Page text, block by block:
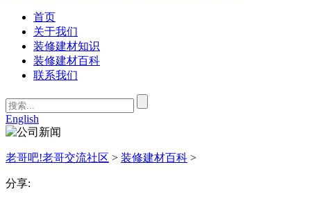
首页
关于我们
装修建材知识
装修建材百科
联系我们
English
老哥吧!老哥交流社区 > 装修建材百科 >
分享: